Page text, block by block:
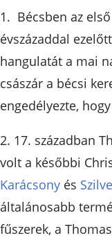
1. Bécsben az
évszázaddal
hangulatát a mai
császár a bécsi
engedélyezte,
2. 17. században
volt a későbbi
Karácsony és
általánosabb
fűszerek, a